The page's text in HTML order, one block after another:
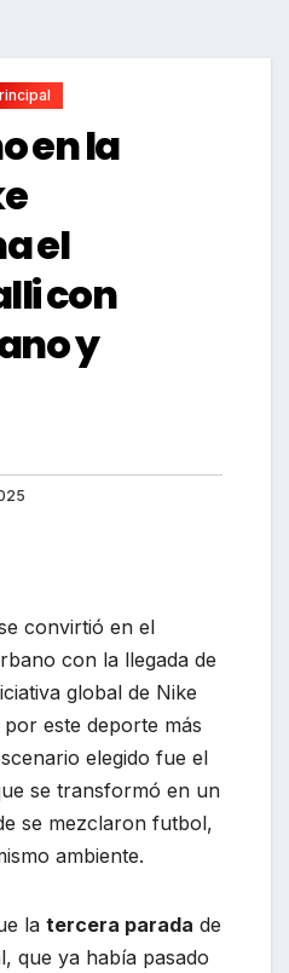
en la
el
con
y
convirtió en el
con la llegada de
global de Nike
este deporte más
elegido fue el
se transformó en un
se mezclaron futbol,
ambiente.
la tercera parada de
que ya había pasado